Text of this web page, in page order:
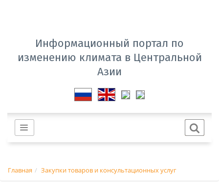
Информационный портал по
изменению климата в Центральной
Азии
Главная Закупки товаров и консультационных услуг